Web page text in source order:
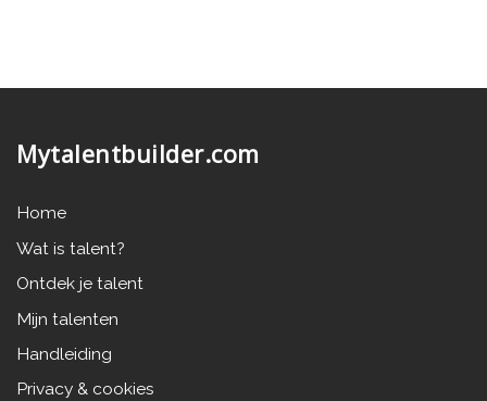
Mytalentbuilder.com
Home
Wat is talent?
Ontdek je talent
Mijn talenten
Handleiding
Privacy & cookies